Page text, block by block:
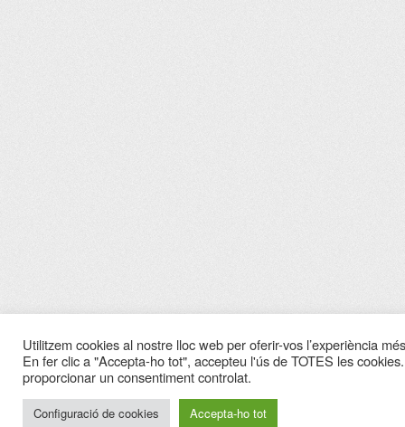
Utilitzem cookies al nostre lloc web per oferir-vos l’experiència
En fer clic a "Accepta-ho tot", accepteu l'ús de TOTES les
proporcionar un consentiment controlat.
Configuració de cookies Accepta-ho tot